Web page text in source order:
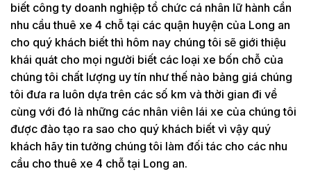
biết công ty doanh nghiệp tổ chức cá nhân lữ hành cần
nhu cầu thuê xe 4 chỗ tại các quận huyện của Long an
cho quý khách biết thì hôm nay chúng tôi sẽ giới thiệu
khái quát cho mọi người biết các loại xe bốn chỗ của
chúng tôi chất lượng uy tín như thế nào bảng giá chúng
tôi đưa ra luôn dựa trên các số km và thời gian đi về
cùng với đó là những các nhân viên lái xe của chúng tôi
được đào tạo ra sao cho quý khách biết vì vậy quý
khách hãy tin tưởng chúng tôi làm đối tác cho các nhu
cầu cho thuê xe 4 chỗ tại Long an.